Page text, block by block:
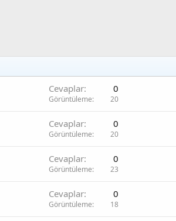
Cevaplar 0
Görüntüleme 20
Cevaplar 0
Görüntüleme 20
Cevaplar 0
Görüntüleme 23
Cevaplar 0
Görüntüleme 18